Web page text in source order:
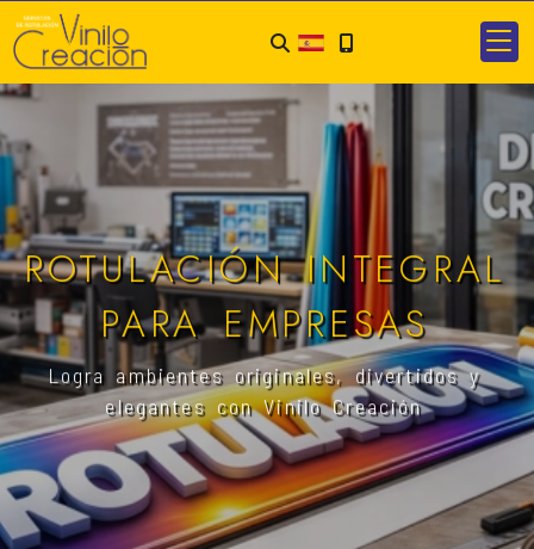
ROTULACIÓN INTEGRAL
PARA EMPRESAS
Logra ambientes originales, divertidos y
elegantes con Vinilo Creación